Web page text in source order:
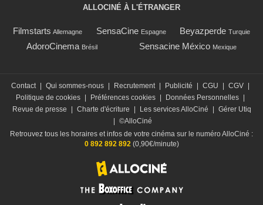
ALLOCINÉ À L'ÉTRANGER
Filmstarts Allemagne SensaCine Espagne Beyazperde Turquie
AdoroCinema Brésil Sensacine México Mexique
Contact Qui sommes-nous Recrutement Publicité CGU CGV
Politique de cookies
Préférences cookies Données Personnelles
Revue de presse
Charte d'écriture Les services AlloCiné
Gérer Utiq
©AlloCiné
Retrouvez tous les horaires et infos de votre cinéma sur le numéro AlloCiné :
0 892 892 892(0,90€/minute)